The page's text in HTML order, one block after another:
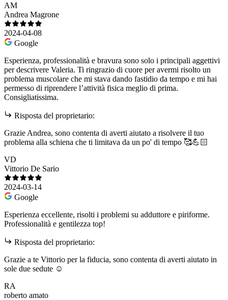
AM
Andrea Magrone
2024-04-08
Google
Esperienza, professionalità e bravura sono solo i principali aggettivi
per descrivere Valeria. Ti ringrazio di cuore per avermi risolto un
problema muscolare che mi stava dando fastidio da tempo e mi hai
permesso di riprendere l’attività fisica meglio di prima.
Consigliatissima.
Risposta del proprietario:
Grazie Andrea, sono contenta di averti aiutato a risolvere il tuo
problema alla schiena che ti limitava da un po' di tempo 🥰💪🏻
VD
Vittorio De Sario
2024-03-14
Google
Esperienza eccellente, risolti i problemi su adduttore e piriforme.
Professionalità e gentilezza top!
Risposta del proprietario:
Grazie a te Vittorio per la fiducia, sono contenta di averti aiutato in
sole due sedute ☺️
RA
roberto amato